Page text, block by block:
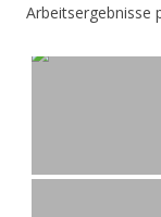
Arbeitsergebnisse